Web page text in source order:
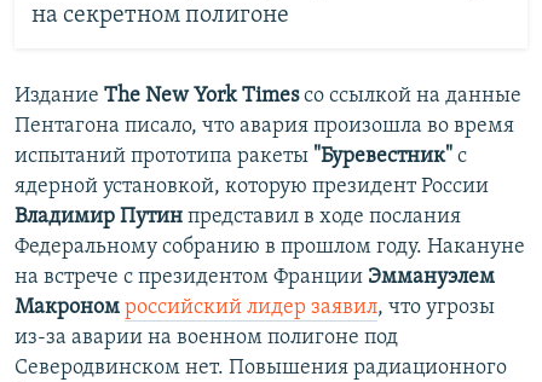
на секретном полигоне
Издание The New York Timesсо ссылкой на данные
Пентагона писало, что авария произошла во время
испытаний прототипа ракеты "Буревестник" c
ядерной установкой, которую президент России
Владимир Путин представил в ходе послания
Федеральному собранию в прошлом году. Накануне
на встрече с президентом Франции Эммануэлем
Макроном российский лидер заявил, что угрозы
из-за аварии на военном полигоне под
Северодвинском нет. Повышения радиационного